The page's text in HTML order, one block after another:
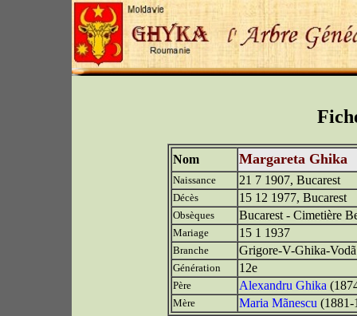
Nom Margareta Ghika
Naissance 21 7 1907, Bucarest
Décès 15 12 1977, Bucarest
Obsèques Bucarest - Cimetière
Mariage 15 1 1937
Branche Grigore-V-Ghika-Vodã
Génération 12e
Père Alexandru Ghika
Mère Maria Mãnescu (1881-